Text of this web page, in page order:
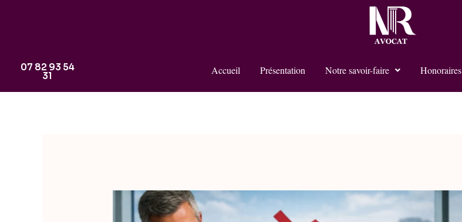
07 82 93 54
31 Accueil Présentation Notre savoir-faire Honoraires